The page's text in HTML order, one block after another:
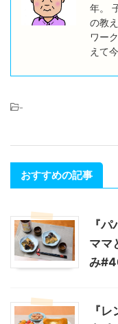
年。
の教
ワー
えて
-
おすすめの記事
『
ママ
み
『